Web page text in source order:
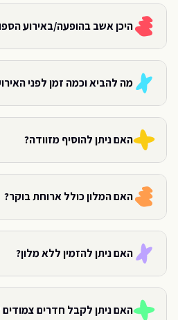
היכן אשב בהופעה/באירוע
מה להביא וכמה זמן לפני
האם ניתן להוסיף מזוודה?
האם המלון כולל ארוחת בוקר?
האם ניתן להזמין ללא מלון?
האם ניתן לקבל חדרים